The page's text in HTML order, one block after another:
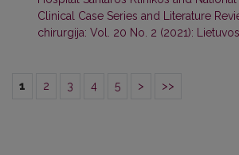
Clinical Case Series and Literature
chirurgija: Vol. 20 No. 2 (2021):
1 2 3 4 5 > >>